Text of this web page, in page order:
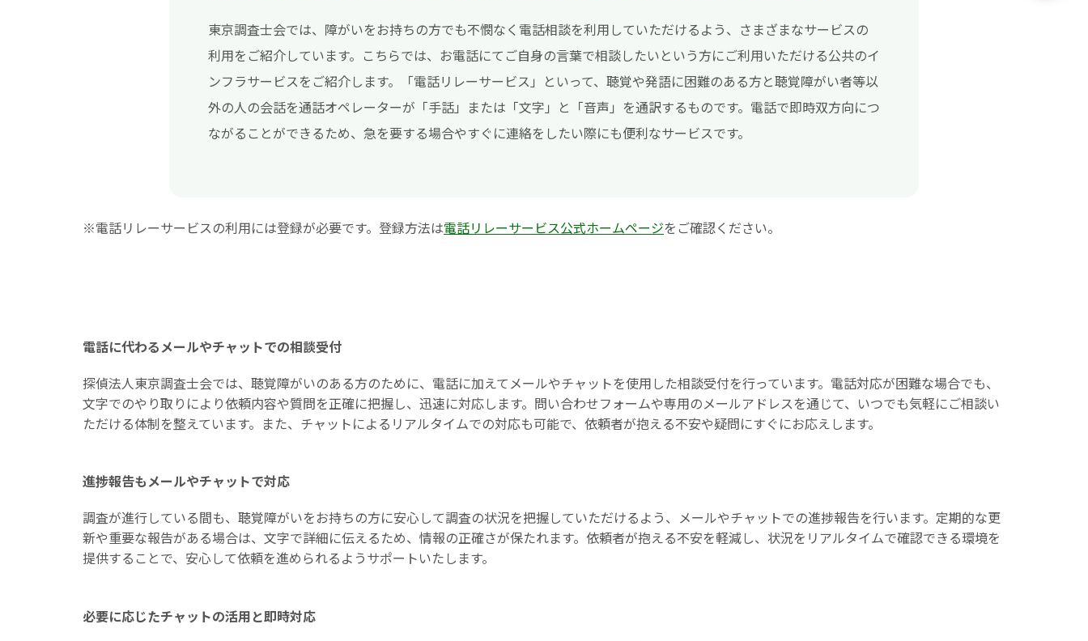
東京調査士会では、障がいをお持ちの方でも不憫なく電話相談を利用していただけるよう、さまざまなサービスの
利用をご紹介しています。こちらでは、お電話にてご自身の言葉で相談したいという方にご利用いただける公共のイ
ンフラサービスをご紹介します。「電話リレーサービス」といって、聴覚や発語に困難のある方と聴覚障がい者等以
外の人の会話を通話オペレーターが「手話」または「文字」と「音声」を通訳するものです。電話で即時双方向につ
ながることができるため、急を要する場合やすぐに連絡をしたい際にも便利なサービスです。
※電話リレーサービスの利用には登録が必要です。登録方法は電話リレーサービス公式ホームページをご確認ください。
電話に代わるメールやチャットでの相談受付
探偵法人東京調査士会では、聴覚障がいのある方のために、電話に加えてメールやチャットを使用した相談受付を行っています。電話対応が困難な場合でも、
文字でのやり取りにより依頼内容や質問を正確に把握し、迅速に対応します。問い合わせフォームや専用のメールアドレスを通じて、いつでも気軽にご相談い
ただける体制を整えています。また、チャットによるリアルタイムでの対応も可能で、依頼者が抱える不安や疑問にすぐにお応えします。
進捗報告もメールやチャットで対応
調査が進行している間も、聴覚障がいをお持ちの方に安心して調査の状況を把握していただけるよう、メールやチャットでの進捗報告を行います。定期的な更
新や重要な報告がある場合は、文字で詳細に伝えるため、情報の正確さが保たれます。依頼者が抱える不安を軽減し、状況をリアルタイムで確認できる環境を
提供することで、安心して依頼を進められるようサポートいたします。
必要に応じたチャットの活用と即時対応